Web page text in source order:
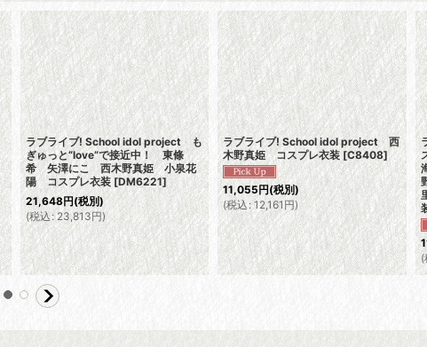
ラブライブ! School idol project も
ぎゅっと“love”で接近中！ 東條
希 矢澤にこ 西木野真姫 小泉花
陽 コスプレ衣装 [DM6221]
21,648円(税別)
(税込: 23,813円)
ラブライブ! School idol project 西
木野真姫 コスプレ衣装 [C8408]
11,055円(税別)
(税込 : 12,161円)
(